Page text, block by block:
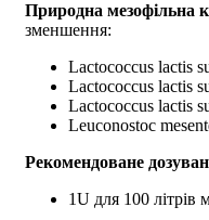
Природна мезофільна
зменшення:
Lactococcus lactis
Lactococcus lactis
Lactococcus lactis
Leuconostoc
Рекомендоване
1U для 100 літрів